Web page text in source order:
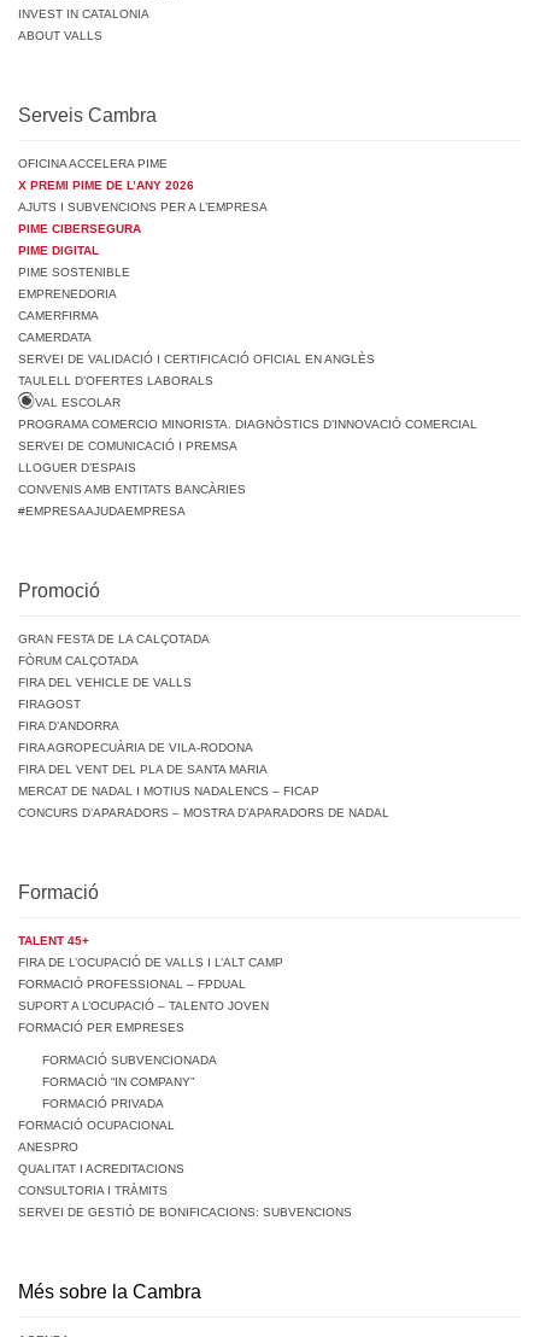
INVEST IN CATALONIA
ABOUT VALLS
Serveis Cambra
OFICINA ACCELERA PIME
X PREMI PIME DE L’ANY 2026
AJUTS I SUBVENCIONS PER A L’EMPRESA
PIME CIBERSEGURA
PIME DIGITAL
PIME SOSTENIBLE
EMPRENEDORIA
CAMERFIRMA
CAMERDATA
SERVEI DE VALIDACIÓ I CERTIFICACIÓ OFICIAL EN ANGLÈS
TAULELL D’OFERTES LABORALS
VAL ESCOLAR
PROGRAMA COMERCIO MINORISTA. DIAGNÒSTICS D’INNOVACIÓ COMERCIAL
SERVEI DE COMUNICACIÓ I PREMSA
LLOGUER D’ESPAIS
CONVENIS AMB ENTITATS BANCÀRIES
#EMPRESAAJUDAEMPRESA
Promoció
GRAN FESTA DE LA CALÇOTADA
FÒRUM CALÇOTADA
FIRA DEL VEHICLE DE VALLS
FIRAGOST
FIRA D’ANDORRA
FIRA AGROPECUÀRIA DE VILA-RODONA
FIRA DEL VENT DEL PLA DE SANTA MARIA
MERCAT DE NADAL I MOTIUS NADALENCS – FICAP
CONCURS D’APARADORS – MOSTRA D’APARADORS DE NADAL
Formació
TALENT 45+
FIRA DE L’OCUPACIÓ DE VALLS I L’ALT CAMP
FORMACIÓ PROFESSIONAL – FPDUAL
SUPORT A L’OCUPACIÓ – TALENTO JOVEN
FORMACIÓ PER EMPRESES
FORMACIÓ SUBVENCIONADA
FORMACIÓ “IN COMPANY”
FORMACIÓ PRIVADA
FORMACIÓ OCUPACIONAL
ANESPRO
QUALITAT I ACREDITACIONS
CONSULTORIA I TRÀMITS
SERVEI DE GESTIÓ DE BONIFICACIONS: SUBVENCIONS
Més sobre la Cambra